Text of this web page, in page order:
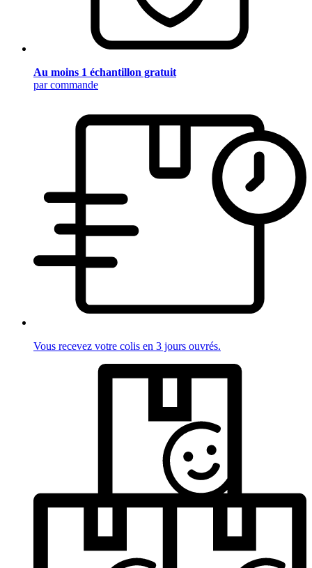
Au moins 1 échantillon gratuit
par commande
Vous recevez votre colis en 3 jours ouvrés.